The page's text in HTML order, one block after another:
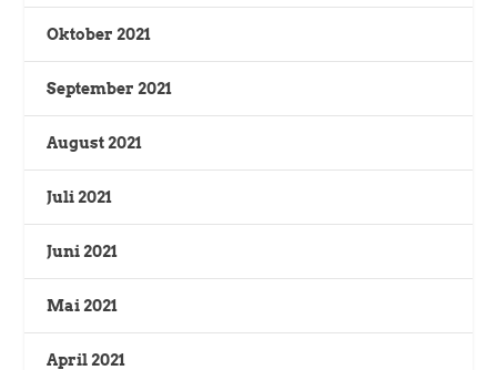
Oktober 2021
September 2021
August 2021
Juli 2021
Juni 2021
Mai 2021
April 2021